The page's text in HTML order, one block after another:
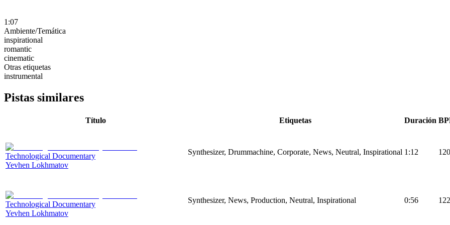
1:07
Ambiente/Temática
inspirational
romantic
cinematic
Otras etiquetas
instrumental
Pistas similares
Título Etiquetas Duración
Technological Documentary
Yevhen Lokhmatov
Synthesizer, Drummachine, Corporate, News, Neutral, Inspirational 1:12 120
Technological Documentary
Yevhen Lokhmatov
Synthesizer, News, Production, Neutral, Inspirational 0:56 122